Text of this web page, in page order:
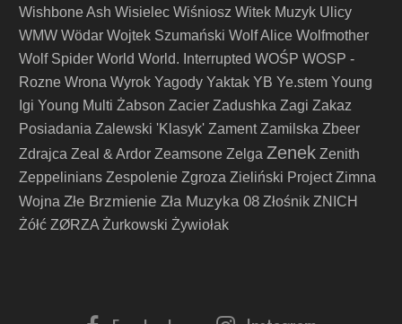
Wishbone Ash Wisielec Wiśniosz Witek Muzyk Ulicy
WMW Wödar Wojtek Szumański Wolf Alice Wolfmother
Wolf Spider World World. Interrupted WOŚP WOSP -
Rozne Wrona Wyrok Yagody Yaktak YB Ye.stem Young
Igi Young Multi Żabson Zacier Zadushka Zagi Zakaz
Posiadania Zalewski 'Klasyk' Zament Zamilska Zbeer
Zdrajca Zeal & Ardor Zeamsone Zelga Zenek Zenith
Zeppelinians Zespolenie Zgroza Zieliński Project Zimna
Wojna Złe Brzmienie Zła Muzyka 08 Złośnik ZNICH
Żółć ZØRZA Żurkowski Żywiołak